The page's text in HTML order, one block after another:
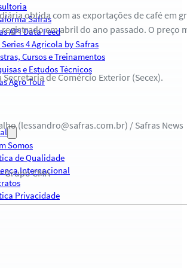
Safras
API Data Feed
Series 4 Agrícola by Safras
Cursos e Treinamentos
e Estudos Técnicos
Agro Tour
Somos
de Qualidade
Internacional
Privacidade
obtida com as exportações de café em
em abril do ano passado. O preço
Secretaria de Comércio Exterior (Secex).
(lessandro@safras.com.br) / Safras News
Grupo CMA